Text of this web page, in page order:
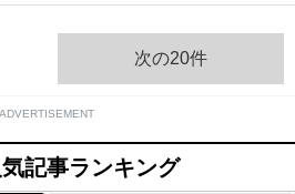
次の20件
ADVERTISEMENT
記事ランキング